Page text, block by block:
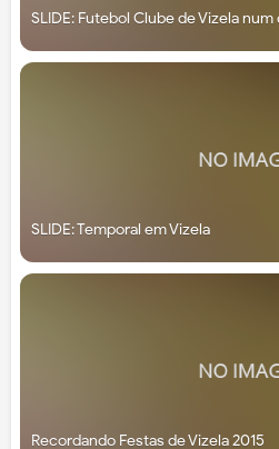
SLIDE: Futebol Clube de Vizela
SLIDE: Temporal em Vizela
Recordando Festas de Vizela 2015